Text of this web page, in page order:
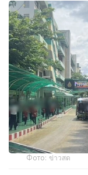
Фото: ข่าวสด